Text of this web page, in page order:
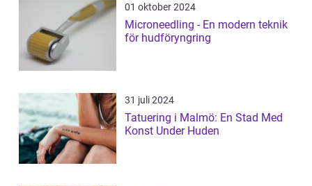
01 oktober 2024
Microneedling - En modern teknik
för hudföryngring
31 juli 2024
Tatuering i Malmö: En Stad Med
Konst Under Huden